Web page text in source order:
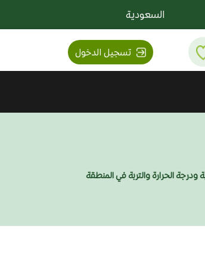
السعودية
تسجيل الدخول
الحرارة والتربة في المنطقة